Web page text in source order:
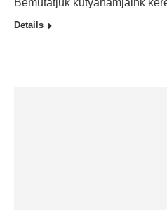
Bemutatjuk kutyahámjaink
Details